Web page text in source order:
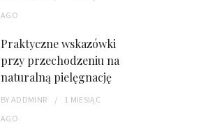
AGO
Praktyczne wskazówki
przy przechodzeniu na
naturalną pielęgnację
BYADDMINR
1 MIESIĄC
AGO